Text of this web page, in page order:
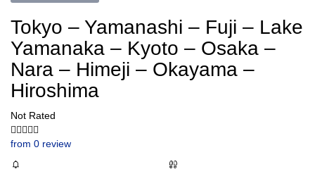
Tokyo – Yamanashi – Fuji – Lake
Yamanaka – Kyoto – Osaka –
Nara – Himeji – Okayama –
Hiroshima
Not Rated
from 0 review